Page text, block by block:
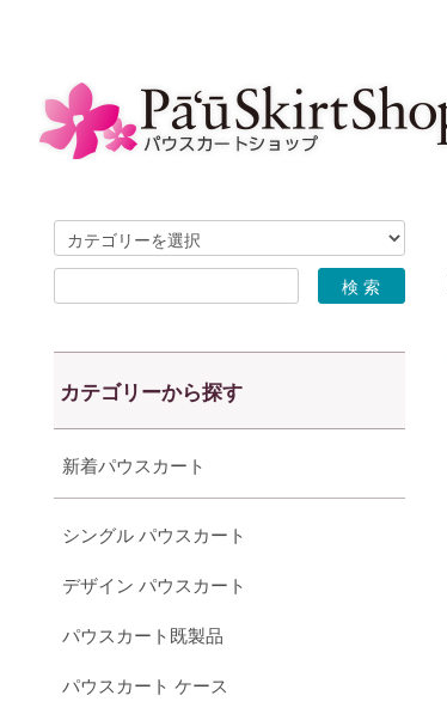
カテゴリーから探す
新着パウスカート
シングル パウスカート
デザイン パウスカート
パウスカート既製品
パウスカート ケース